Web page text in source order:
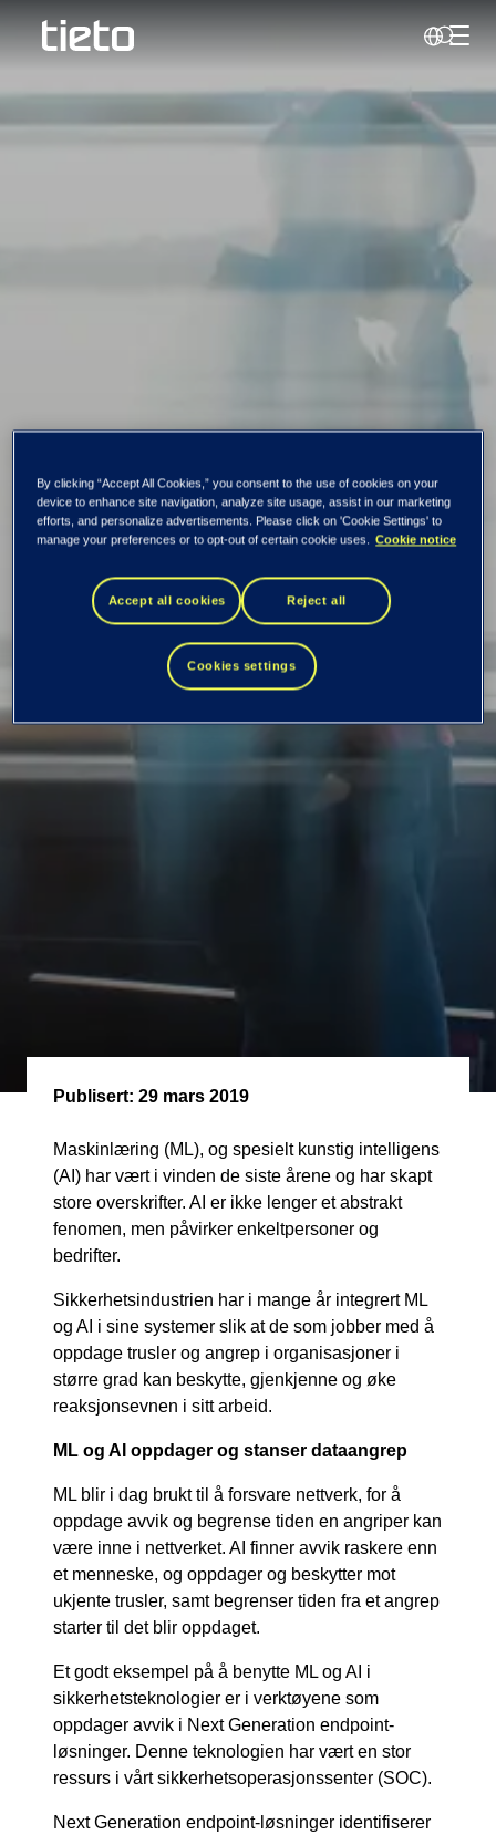
Søk
Slik påvirkes du av
kunstig intelligens
Publisert: 29 mars 2019
Maskinlæring (ML), og spesielt kunstig intelligens
(AI) har vært i vinden de siste årene og har skapt
store overskrifter. AI er ikke lenger et abstrakt
fenomen, men påvirker enkeltpersoner og
bedrifter.
Sikkerhetsindustrien har i mange år integrert ML
og AI i sine systemer slik at de som jobber med å
oppdage trusler og angrep i organisasjoner i
større grad kan beskytte, gjenkjenne og øke
reaksjonsevnen i sitt arbeid.
ML og AI oppdager og stanser dataangrep
ML blir i dag brukt til å forsvare nettverk, for å
oppdage avvik og begrense tiden en angriper kan
være inne i nettverket. AI finner avvik raskere enn
et menneske, og oppdager og beskytter mot
ukjente trusler, samt begrenser tiden fra et angrep
starter til det blir oppdaget.
Et godt eksempel på å benytte ML og AI i
sikkerhetsteknologier er i verktøyene som
oppdager avvik i Next Generation endpoint-
løsninger. Denne teknologien har vært en stor
ressurs i vårt sikkerhetsoperasjonssenter (SOC).
Next Generation endpoint-løsninger identifiserer
By clicking “Accept All Cookies,” you consent to the use of cookies on your
device to enhance site navigation, analyze site usage, assist in our marketing
efforts, and personalize advertisements. Please click on 'Cookie Settings' to
manage your preferences or to opt-out of certain cookie uses.
Cookie notice
Accept all cookies Reject all
Cookies settings